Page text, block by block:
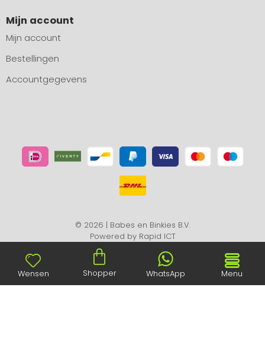
Mijn account
Mijn account
Bestellingen
Accountgegevens
© 2026 | Babes en Binkies B.V.
Powered by Rapid ICT
Wensen Shopper WhatsApp Menu